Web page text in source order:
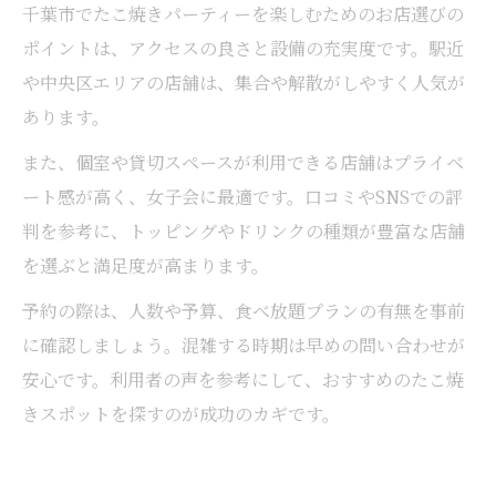
千葉市でたこ焼きパーティーを楽しむためのお店選びの
ポイントは、アクセスの良さと設備の充実度です。駅近
や中央区エリアの店舗は、集合や解散がしやすく人気が
あります。
また、個室や貸切スペースが利用できる店舗はプライベ
ート感が高く、女子会に最適です。口コミやSNSでの評
判を参考に、トッピングやドリンクの種類が豊富な店舗
を選ぶと満足度が高まります。
予約の際は、人数や予算、食べ放題プランの有無を事前
に確認しましょう。混雑する時期は早めの問い合わせが
安心です。利用者の声を参考にして、おすすめのたこ焼
きスポットを探すのが成功のカギです。